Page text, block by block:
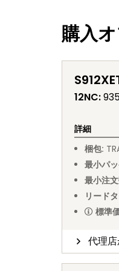
購入
12NC:
詳細
梱包:
最小パ
最小注
リード
標準
代理